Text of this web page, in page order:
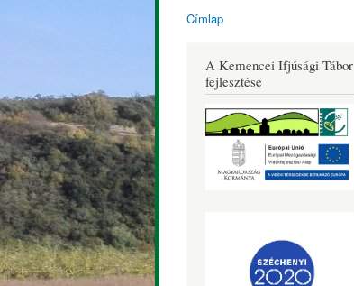
Kemence
Község
Honlapja
Címlap
A Kemencei Ifjúsági Tábor
fejlesztése